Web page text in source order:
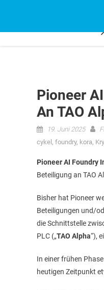
content
Pioneer
An TAO
19. Juni 2025
cykel , foundry, kora,
Pioneer AI Foundry
Beteiligung an TAO
Bisher hat Pioneer
Beteiligungen und/
die Schnittstelle
PLC („TAO Alpha“),
In einer frühen
heutigen Zeitpunkt